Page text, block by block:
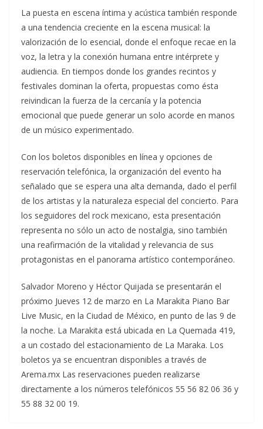
La puesta en escena íntima y acústica también responde
a una tendencia creciente en la escena musical: la
valorización de lo esencial, donde el enfoque recae en la
voz, la letra y la conexión humana entre intérprete y
audiencia. En tiempos donde los grandes recintos y
festivales dominan la oferta, propuestas como ésta
reivindican la fuerza de la cercanía y la potencia
emocional que puede generar un solo acorde en manos
de un músico experimentado.
Con los boletos disponibles en línea y opciones de
reservación telefónica, la organización del evento ha
señalado que se espera una alta demanda, dado el perfil
de los artistas y la naturaleza especial del concierto. Para
los seguidores del rock mexicano, esta presentación
representa no sólo un acto de nostalgia, sino también
una reafirmación de la vitalidad y relevancia de sus
protagonistas en el panorama artístico contemporáneo.
Salvador Moreno y Héctor Quijada se presentarán el
próximo Jueves 12 de marzo en La Marakita Piano Bar
Live Music, en la Ciudad de México, en punto de las 9 de
la noche. La Marakita está ubicada en La Quemada 419,
a un costado del estacionamiento de La Maraka. Los
boletos ya se encuentran disponibles a través de
Arema.mx Las reservaciones pueden realizarse
directamente a los números telefónicos 55 56 82 06 36 y
55 88 32 00 19.